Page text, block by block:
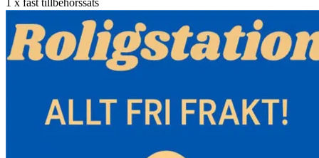
1 x utloppsrör
1 x AC-DC strömgränssnitt
1 x LCD-omkopplare